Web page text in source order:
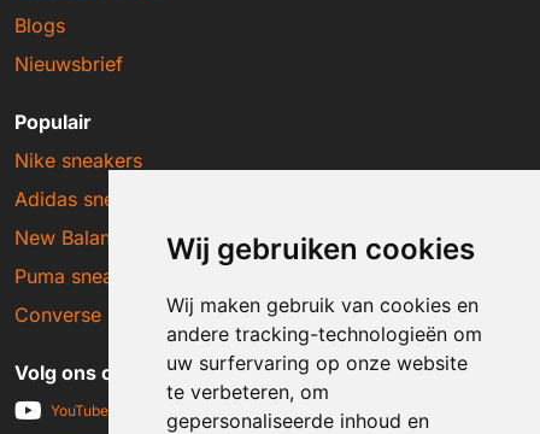
Wij gebruiken cookies
Wij maken gebruik van cookies en
andere tracking-technologieën om
uw surfervaring op onze website
te verbeteren, om
gepersonaliseerde inhoud en
Blogs
Nieuwsbrief
Populair
Nike sneakers
Adidas sneakers
New Balance sneakers
Puma sneakers
Converse sneakers
Volg ons op social media
YouTube